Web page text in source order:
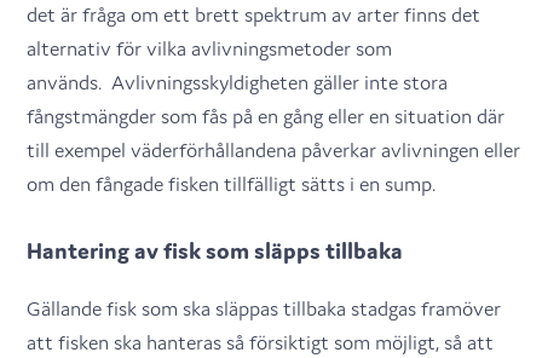
det är fråga om ett brett spektrum av arter finns det
alternativ för vilka avlivningsmetoder som
används. Avlivningsskyldigheten gäller inte stora
fångstmängder som fås på en gång eller en situation där
till exempel väderförhållandena påverkar avlivningen eller
om den fångade fisken tillfälligt sätts i en sump.
Hantering av fisk som släpps tillbaka
Gällande fisk som ska släppas tillbaka stadgas framöver
att fisken ska hanteras så försiktigt som möjligt, så att